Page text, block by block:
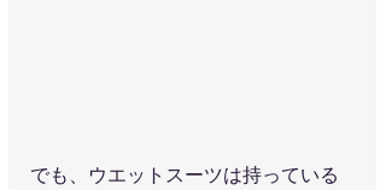
でも、ウエットスーツは持っている